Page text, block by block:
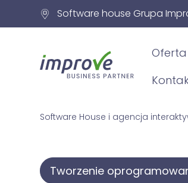
Software house Grupa
Oferta
Software House i agencja
Tworzenie